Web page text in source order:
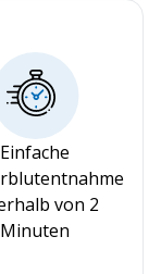
Einfache
von 2
Minuten